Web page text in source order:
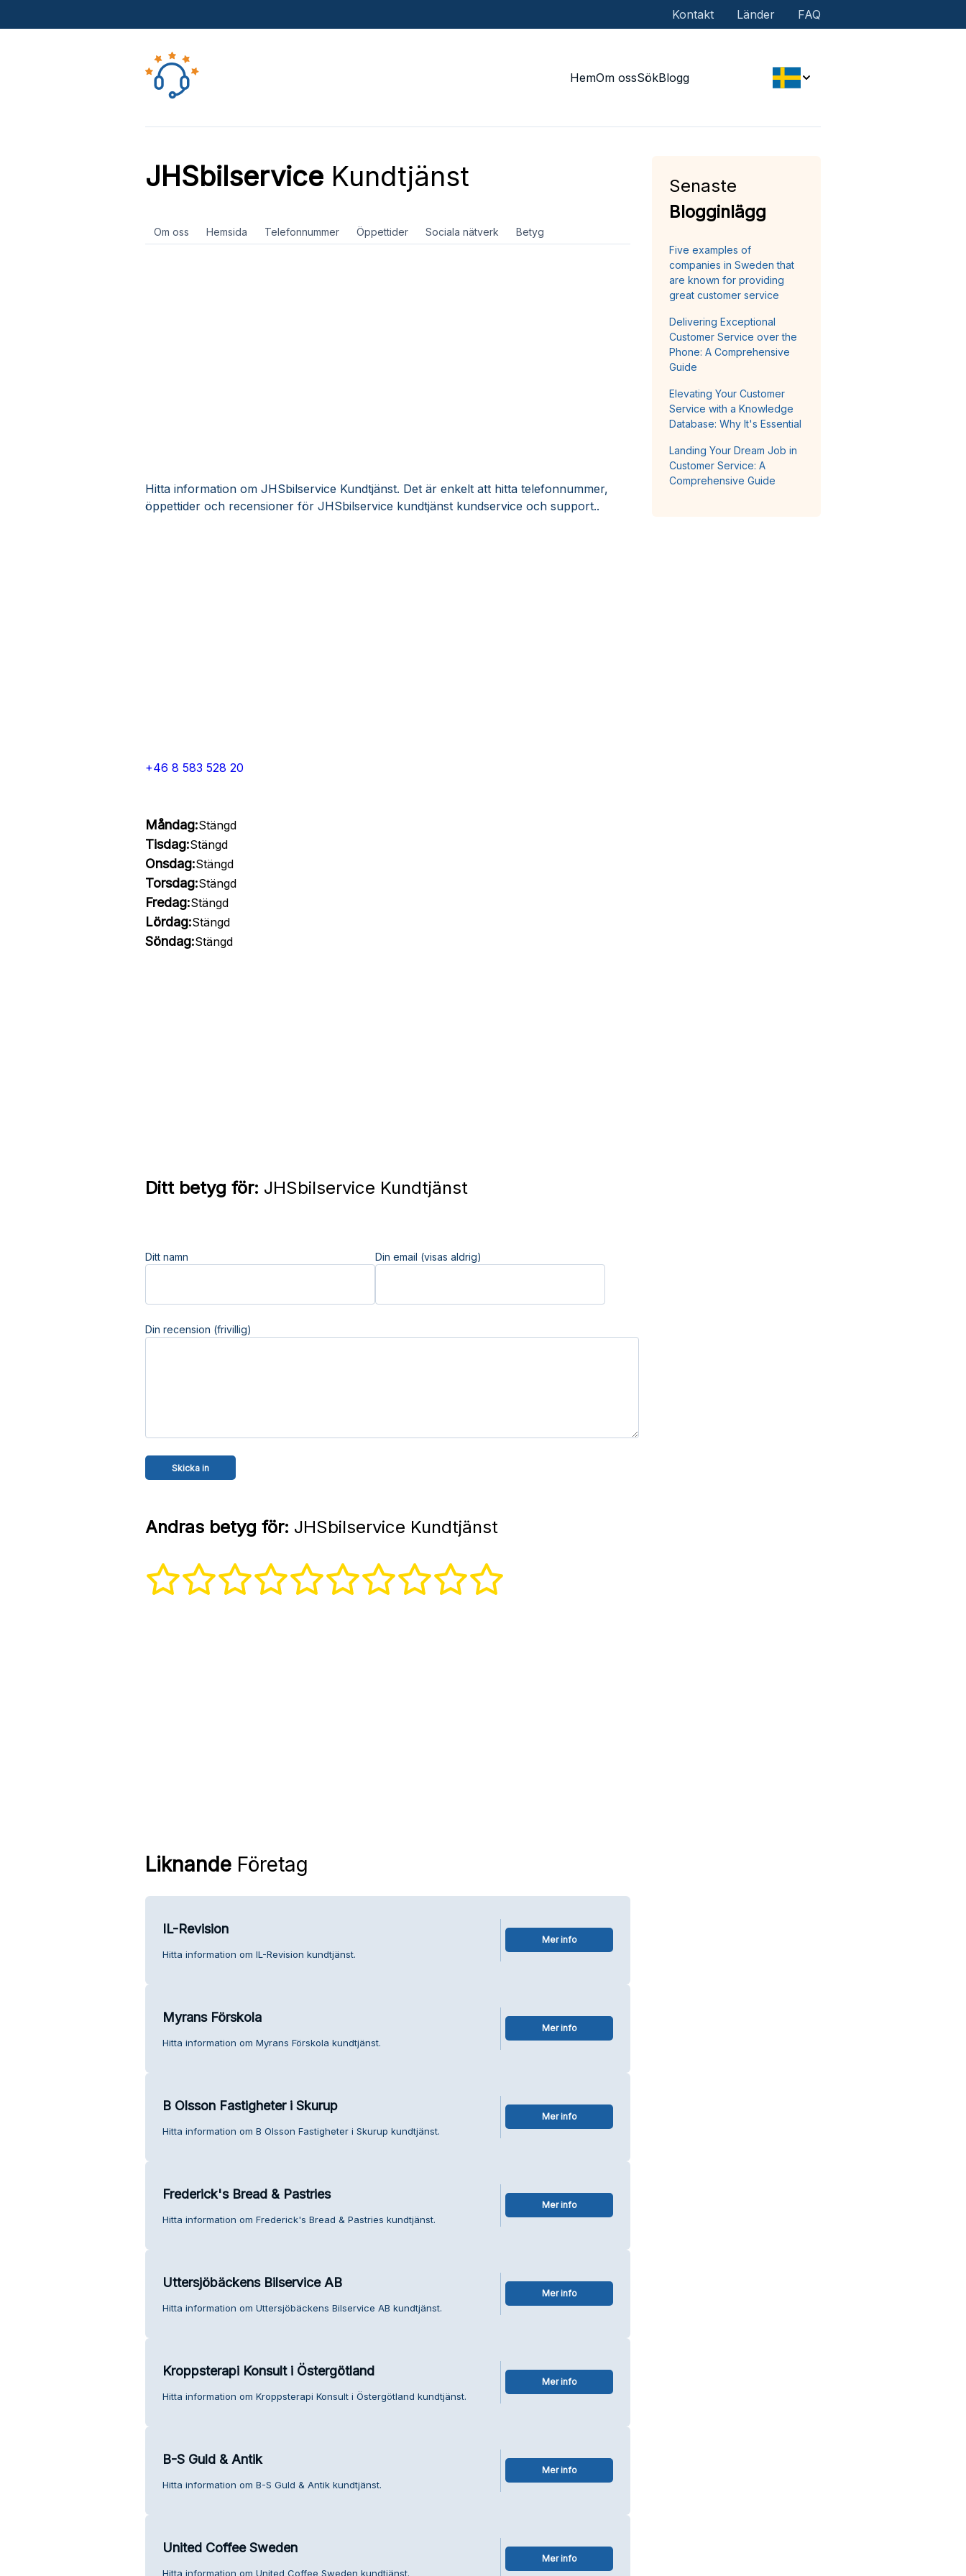
Kontakt Länder FAQ
HemOm ossSökBlogg
JHSbilserviceKundtjänst
Om oss Hemsida Telefonnummer Öppettider Sociala nätverk Betyg
Hitta information om JHSbilservice Kundtjänst. Det är enkelt att hitta telefonnummer,
öppettider och recensioner för JHSbilservice kundtjänst kundservice och support..
+46 8 583 528 20
Måndag:Stängd
Tisdag:Stängd
Onsdag:Stängd
Torsdag:Stängd
Fredag:Stängd
Lördag:Stängd
Söndag:Stängd
Ditt betyg för: JHSbilservice Kundtjänst
Ditt namn Din email (visas aldrig)
Din recension (frivillig)
Andras betyg för: JHSbilservice Kundtjänst
LiknandeFöretag
IL-Revision
Hitta information om IL-Revision kundtjänst.
Mer info
Myrans Förskola
Hitta information om Myrans Förskola kundtjänst.
Mer info
B Olsson Fastigheter i Skurup
Hitta information om B Olsson Fastigheter i Skurup kundtjänst.
Mer info
Frederick's Bread & Pastries
Hitta information om Frederick's Bread & Pastries kundtjänst.
Mer info
Uttersjöbäckens Bilservice AB
Hitta information om Uttersjöbäckens Bilservice AB kundtjänst.
Mer info
Kroppsterapi Konsult i Östergötland
Hitta information om Kroppsterapi Konsult i Östergötland kundtjänst.
Mer info
B-S Guld & Antik
Hitta information om B-S Guld & Antik kundtjänst.
Mer info
United Coffee Sweden
Hitta information om United Coffee Sweden kundtjänst.
Mer info
Senaste
Blogginlägg
Five examples of
companies in Sweden that
are known for providing
great customer service
Delivering Exceptional
Customer Service over the
Phone: A Comprehensive
Guide
Elevating Your Customer
Service with a Knowledge
Database: Why It's Essential
Landing Your Dream Job in
Customer Service: A
Comprehensive Guide